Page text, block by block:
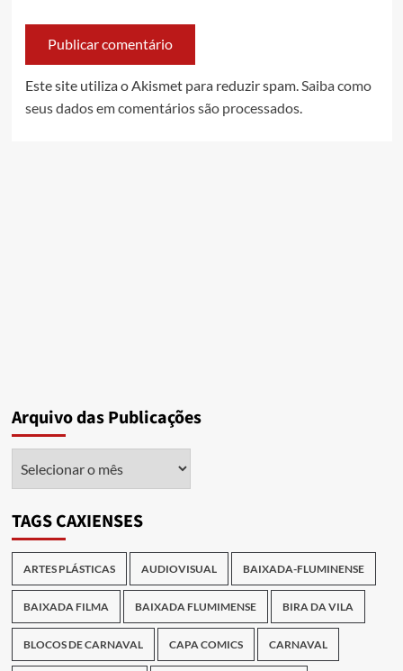
Este site utiliza o Akismet para reduzir spam.Saiba como
seus dados em comentários são processados.
Arquivo das Publicações
TAGS CAXIENSES
ARTES PLÁSTICAS AUDIOVISUAL BAIXADA-FLUMINENSE
BAIXADA FILMA BAIXADA FLUMIMENSE BIRA DA VILA
BLOCOS DE CARNAVAL CAPA COMICS CARNAVAL